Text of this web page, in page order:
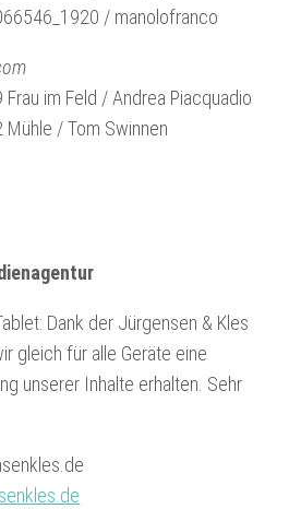
/ manolofranco
im Feld / Andrea Piacquadio
/ Tom Swinnen
Dank der Jürgensen & Kles
gleich für alle Geräte eine
unserer Inhalte erhalten. Sehr